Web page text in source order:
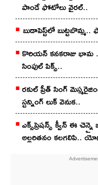
పాండే ఫోటోలు వైర‌ల్..
బుడాపెస్ట్‌లో
కొరియన్‌ కనకరాజు
సింపుల్ పిక్స్‌..
ర‌కుల్ ప్రీత్ సింగ్
స్ట‌న్నింగ్ లుక్ వెనుక‌..
ఎక్స్‌ప్రెష‌న్స్ క్వీన్ ఈ
అల్ల‌రిత‌నం క‌ల‌గ‌లిపి..